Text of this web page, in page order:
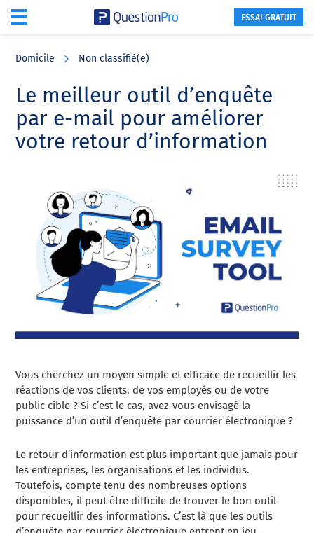
content
sidebar
ESSAI GRATUIT
Domicile Non classifié(e)
Le meilleur outil d’enquête
par e-mail pour améliorer
votre retour d’information
Vous cherchez un moyen simple et efficace de recueillir les
réactions de vos clients, de vos employés ou de votre
public cible ? Si c’est le cas, avez-vous envisagé la
puissance d’un outil d’enquête par courrier électronique ?
Le retour d’information est plus important que jamais pour
les entreprises, les organisations et les individus.
Toutefois, compte tenu des nombreuses options
disponibles, il peut être difficile de trouver le bon outil
pour recueillir des informations. C’est là que les outils